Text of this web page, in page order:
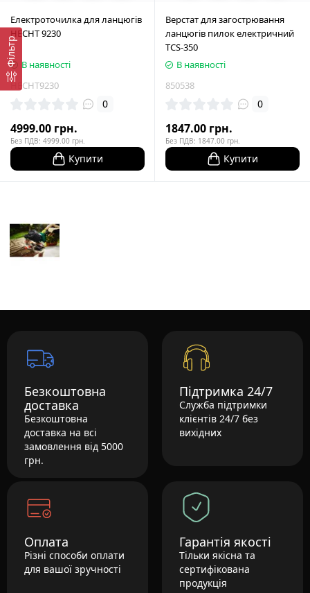
Фільтр
Електроточилка для ланцюгів
HECHT 9230
В наявності
HECHT9230
0
4999.00 грн.
Без ПДВ: 4999.00 грн.
Купити
Верстат для загострювання
ланцюгів пилок електричний
TCS-350
В наявності
850538
0
1847.00 грн.
Без ПДВ: 1847.00 грн.
Купити
Безкоштовна
доставка
Безкоштовна
доставка на всі
замовлення від 5000
грн.
Підтримка 24/7
Служба підтримки
клієнтів 24/7 без
вихідних
Оплата
Різні способи оплати
для вашої зручності
Гарантія якості
Тільки якісна та
сертифікована
продукція